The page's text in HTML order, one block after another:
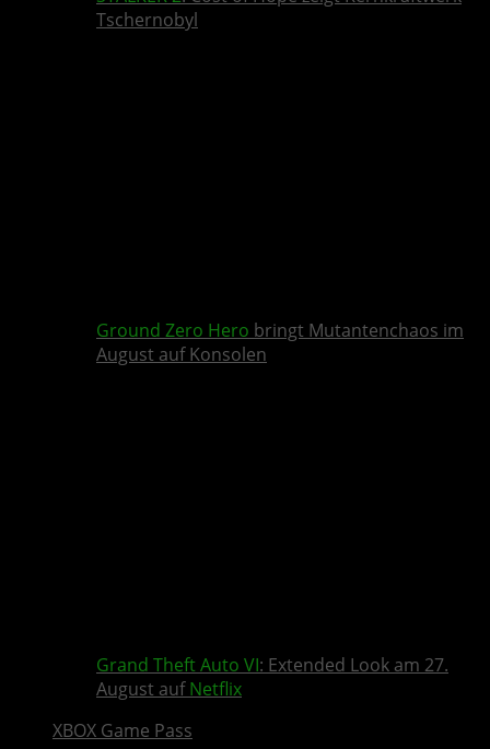
Tschernobyl
Ground Zero Hero bringt Mutantenchaos im
August auf Konsolen
Grand Theft Auto VI: Extended Look am 27.
August aufNetflix
XBOX Game Pass